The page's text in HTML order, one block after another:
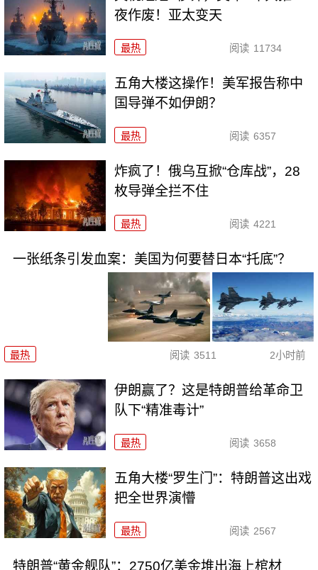
夜作废！亚太变天
最热 阅读 11734
五角大楼这操作！美军报告称中
国导弹不如伊朗？
最热 阅读 6357
炸疯了！俄乌互掀“仓库战”，28
枚导弹全拦不住
最热 阅读 4221
一张纸条引发血案：美国为何要替日本“托底”？
最热 阅读 3511 2小时前
伊朗赢了？这是特朗普给革命卫
队下“精准毒计”
最热 阅读 3658
五角大楼“罗生门”：特朗普这出戏
把全世界演懵
最热 阅读 2567
特朗普“黄金舰队”：2750亿美金堆出海上棺材